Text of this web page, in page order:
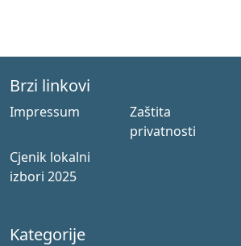
Brzi linkovi
Impressum
Zaštita
privatnosti
Cjenik lokalni
izbori 2025
Kategorije